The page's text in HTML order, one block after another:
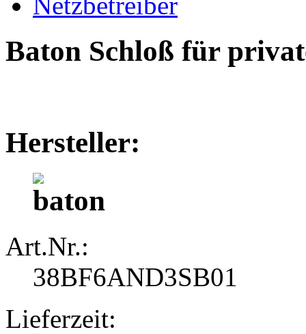
Baton Schloß für
Hersteller:
Art.Nr.:
38BF6AND3SB01
Lieferzeit: